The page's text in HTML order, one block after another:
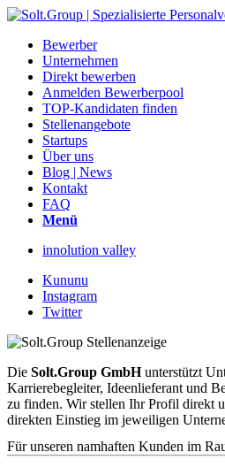
Bewerber
Unternehmen
Direkt bewerben
Anmelden Bewerberpool
TOP-Kandidaten finden
Stellenangebote
Startups
Über uns
Blog | News
Kontakt
FAQ
Menü
innolution valley
Kununu
Instagram
Twitter
Die Solt.Group GmbHunterstützt
Karrierebegleiter, Ideenlieferant und
zu finden. Wir stellen Ihr Profil direkt
direkten Einstieg im jeweiligen
Für unseren namhaften Kunden im